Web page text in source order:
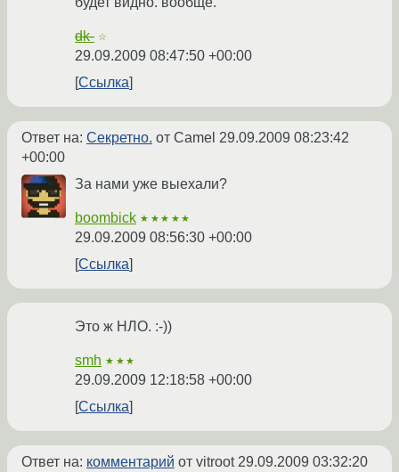
dk- ☆
29.09.2009 08:47:50 +00:00
Ссылка
Ответ на: Секретно. от Camel 29.09.2009 08:23:42
+00:00
За нами уже выехали?
boombick ★★★★★
29.09.2009 08:56:30 +00:00
Ссылка
Это ж НЛО. :-))
smh ★★★
29.09.2009 12:18:58 +00:00
Ссылка
Ответ на: комментарий от vitroot 29.09.2009 03:32:20